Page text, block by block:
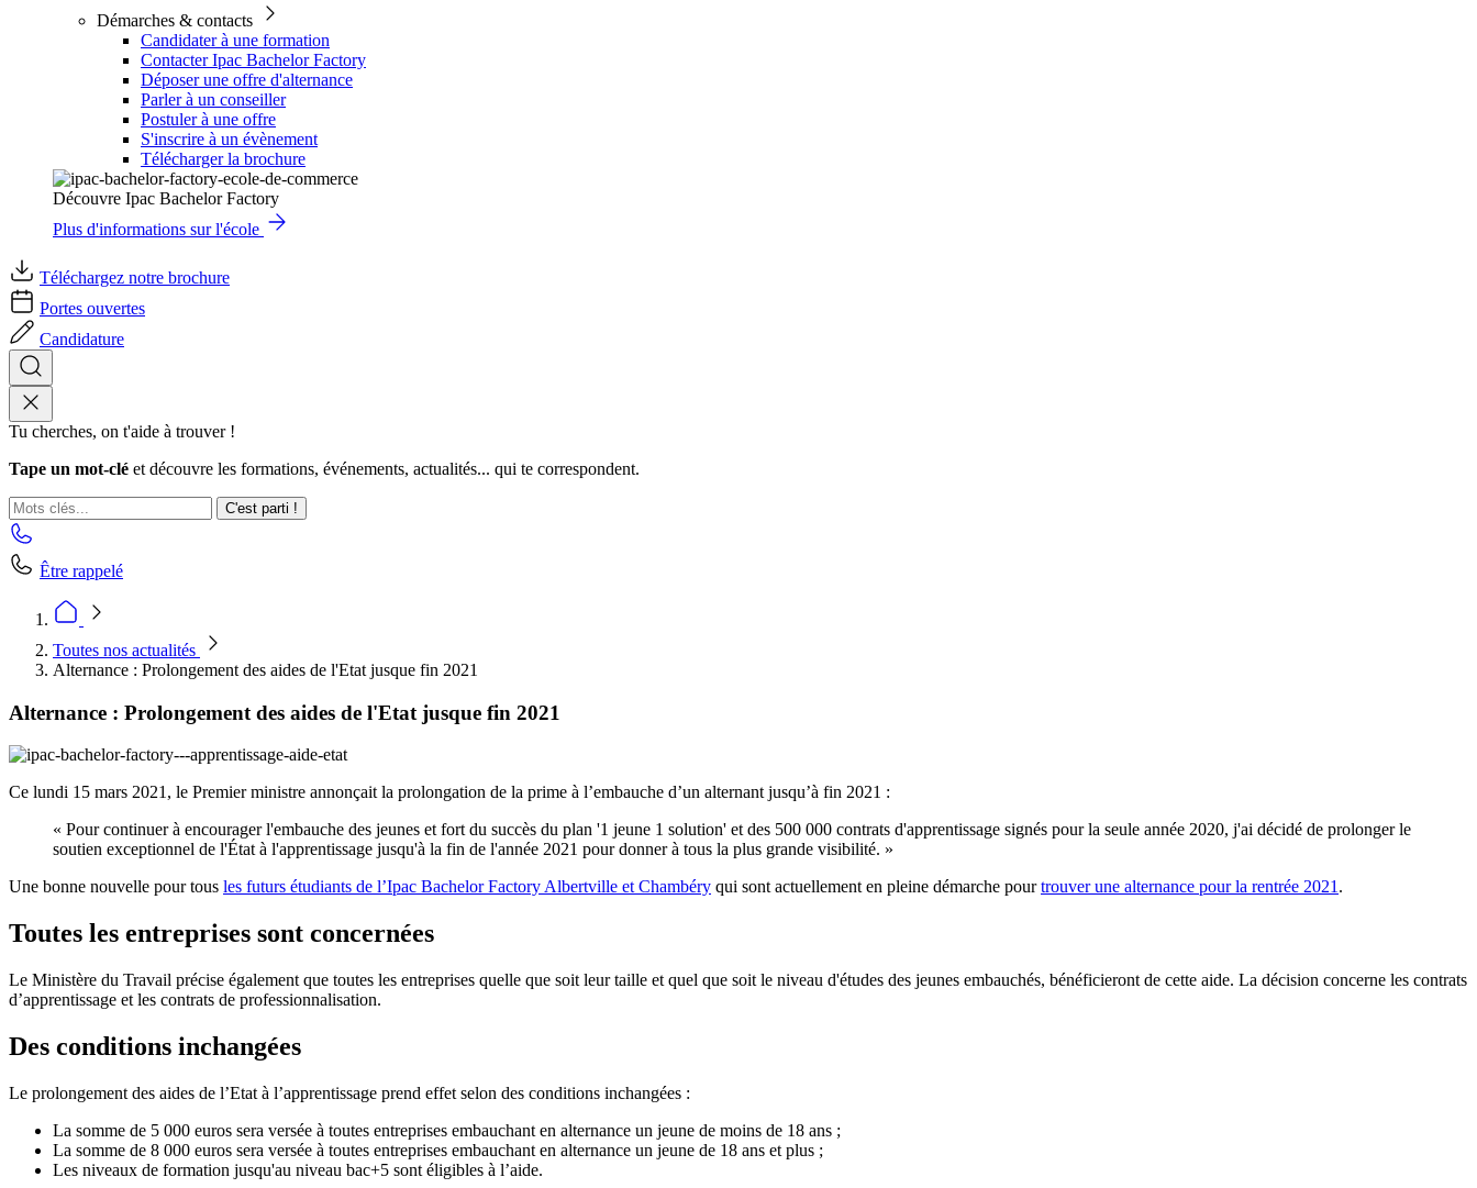
Démarches & contacts
Candidater à une formation
Contacter Ipac Bachelor Factory
Déposer une offre d'alternance
Parler à un conseiller
Postuler à une offre
S'inscrire à un évènement
Télécharger la brochure
Découvre Ipac Bachelor Factory
Plus d'informations sur l'école
Téléchargez notre brochure
Portes ouvertes
Candidature
Tu cherches, on t'aide à trouver !
Tape un mot-clé et découvre les formations, événements, actualités... qui te correspondent.
C'est parti !
Être rappelé
Toutes nos actualités
Alternance : Prolongement des aides de l'Etat jusque fin 2021
Alternance : Prolongement des aides de l'Etat jusque fin 2021
Ce lundi 15 mars 2021, le Premier ministre annonçait la prolongation de la prime à l’embauche d’un alternant jusqu’à fin 2021 :
« Pour continuer à encourager l'embauche des jeunes et fort du succès du plan '1 jeune 1 solution' et des 500 000 contrats d'apprentissage signés pour la seule année 2020, j'ai décidé de prolonger le
soutien exceptionnel de l'État à l'apprentissage jusqu'à la fin de l'année 2021 pour donner à tous la plus grande visibilité. »
Une bonne nouvelle pour tous les futurs étudiants de l’Ipac Bachelor Factory Albertville et Chambéry qui sont actuellement en pleine démarche pourtrouver une alternance pour la rentrée 2021.
Toutes les entreprises sont concernées
Le Ministère du Travail précise également que toutes les entreprises quelle que soit leur taille et quel que soit le niveau d'études des jeunes embauchés, bénéficieront de cette aide. La décision concerne les contrats
d’apprentissage et les contrats de professionnalisation.
Des conditions inchangées
Le prolongement des aides de l’Etat à l’apprentissage prend effet selon des conditions inchangées :
La somme de 5 000 euros sera versée à toutes entreprises embauchant en alternance un jeune de moins de 18 ans ;
La somme de 8 000 euros sera versée à toutes entreprises embauchant en alternance un jeune de 18 ans et plus ;
Les niveaux de formation jusqu'au niveau bac+5 sont éligibles à l’aide.